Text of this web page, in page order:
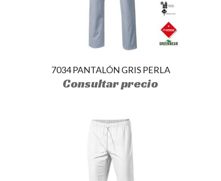
7034 PANTALÓN GRIS PERLA
Consultar precio